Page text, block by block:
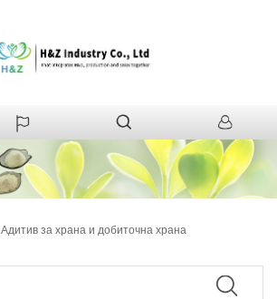
Адитив за храна и добиточна храна